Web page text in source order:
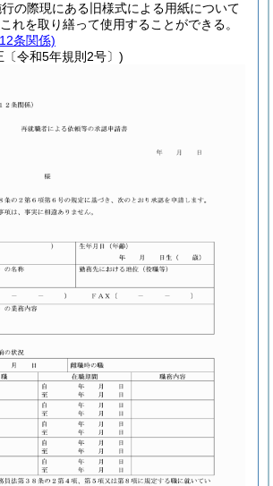
の際現にある旧様式による用紙について
れを取り繕って使用することができる。
条関係)
〔令和5年規則2号〕)